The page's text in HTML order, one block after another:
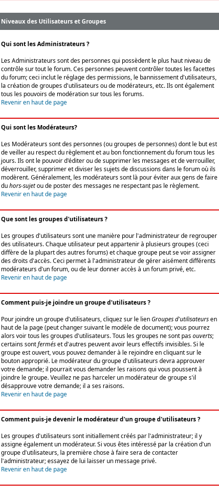
Niveaux des Utilisateurs et Groupes
Qui sont les Administrateurs ?
Les Administrateurs sont des personnes qui possèdent le plus haut niveau de
contrôle sur tout le forum. Ces personnes peuvent contrôler toutes les facettes
du forum; ceci inclut le réglage des permissions, le bannissement d'utilisateurs,
la création de groupes d'utilisateurs ou de modérateurs, etc. Ils ont également
tous les pouvoirs de modération sur tous les forums.
Revenir en haut de page
Qui sont les Modérateurs?
Les Modérateurs sont des personnes (ou groupes de personnes) dont le but est
de veiller au respect du règlement et au bon fonctionnement du forum tous les
jours. Ils ont le pouvoir d'éditer ou de supprimer les messages et de verrouiller,
déverrouiller, supprimer et diviser les sujets de discussions dans le forum où ils
modèrent. Généralement, les modérateurs sont là pour éviter aux gens de faire
duhors-sujetou de poster des messages ne respectant pas le règlement.
Revenir en haut de page
Que sont les groupes d'utilisateurs ?
Les groupes d'utilisateurs sont une manière pour l'administrateur de regrouper
des utilisateurs. Chaque utilisateur peut appartenir à plusieurs groupes (ceci
diffère de la plupart des autres forums) et chaque groupe peut se voir assigner
des droits d'accès. Ceci permet à l'administrateur de gérer aisément différents
modérateurs d'un forum, ou de leur donner accès à un forum privé, etc.
Revenir en haut de page
Comment puis-je joindre un groupe d'utilisateurs ?
Pour joindre un groupe d'utilisateurs, cliquez sur le lienGroupes d'utilisateursen
haut de la page (peut changer suivant le modèle de document); vous pourrez
alors voir tous les groupes d'utilisateurs. Tous les groupes ne sont pasouverts;
certains sontferméset d'autres peuvent avoir leurs effectifs invisibles. Si le
groupe est ouvert, vous pouvez demander à le rejoindre en cliquant sur le
bouton approprié. Le modérateur du groupe d'utilisateurs devra approuver
votre demande; il pourrait vous demander les raisons qui vous poussent à
joindre le groupe. Veuillez ne pas harceler un modérateur de groupe s'il
désapprouve votre demande; il a ses raisons.
Revenir en haut de page
Comment puis-je devenir le modérateur d'un groupe d'utilisateurs ?
Les groupes d'utilisateurs sont initiallement créés par l'administrateur; il y
assigne également un modérateur. Si vous êtes intéressé par la création d'un
groupe d'utilisateurs, la première chose à faire sera de contacter
l'administrateur; essayez de lui laisser un message privé.
Revenir en haut de page